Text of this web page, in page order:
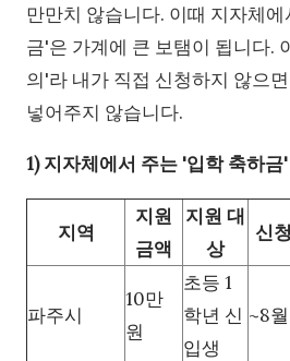
만만치 않습니다. 이때 지자체
금'은 가계에 큰 보탬이 됩니다.
의'라 내가 직접 신청하지 않으
넣어주지 않습니다.
1) 지자체에서 주는 '입학 축하금'
지역
지원
금액
지원 대
상
신
파주시
10만
원
초등 1
학년 신
입생
~8